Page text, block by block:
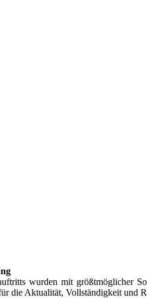
wurden mit größtmöglicher
die Aktualität, Vollständigkeit und